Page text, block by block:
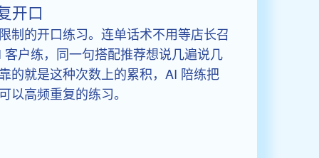
开口
制的开口练习。连单话术不用等店长召
户练，同一句搭配推荐想说几遍说几
的就是这种次数上的累积，AI 陪练把
以高频重复的练习。